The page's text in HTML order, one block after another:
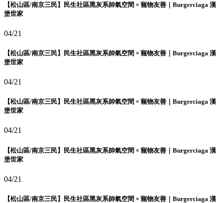
【松山區/南京三民】民生社區黑灰系帥氣空間 × 寵物友善｜Burgerciaga 漢
堡世家
04/21
【松山區/南京三民】民生社區黑灰系帥氣空間 × 寵物友善｜Burgerciaga 漢
堡世家
04/21
【松山區/南京三民】民生社區黑灰系帥氣空間 × 寵物友善｜Burgerciaga 漢
堡世家
04/21
【松山區/南京三民】民生社區黑灰系帥氣空間 × 寵物友善｜Burgerciaga 漢
堡世家
04/21
【松山區/南京三民】民生社區黑灰系帥氣空間 × 寵物友善｜Burgerciaga 漢